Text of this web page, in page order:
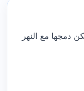
دمجها مع النهر